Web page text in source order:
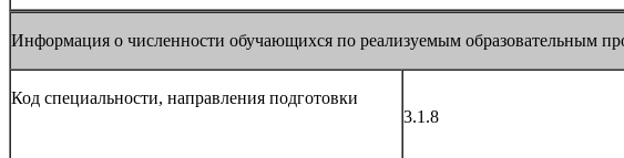
Информация о численности обучающихся по реализуемым образовательным
Код специальности, направления подготовки
3.1.8